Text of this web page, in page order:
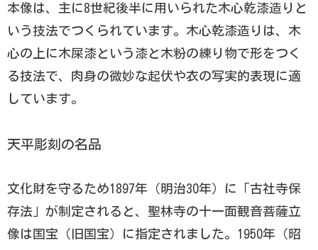
本像は、主に8世紀後半に用いられた木心乾漆造りと
いう技法でつくられています。木心乾漆造りは、木
心の上に木屎漆という漆と木粉の練り物で形をつく
る技法で、肉身の微妙な起伏や衣の写実的表現に適
しています。
天平彫刻の名品
文化財を守るため1897年（明治30年）に「古社寺保
存法」が制定されると、聖林寺の十一面観音菩薩立
像は国宝（旧国宝）に指定されました。1950年（昭